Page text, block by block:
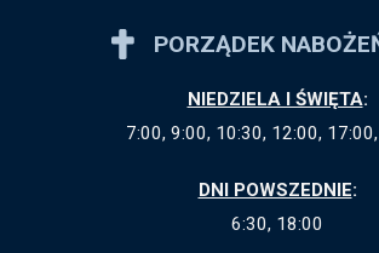
PORZĄDEK
NIEDZIELA I ŚWIĘTA:
7:00, 9:00, 10:30, 12:00,
DNI POWSZEDNIE:
6:30, 18:00